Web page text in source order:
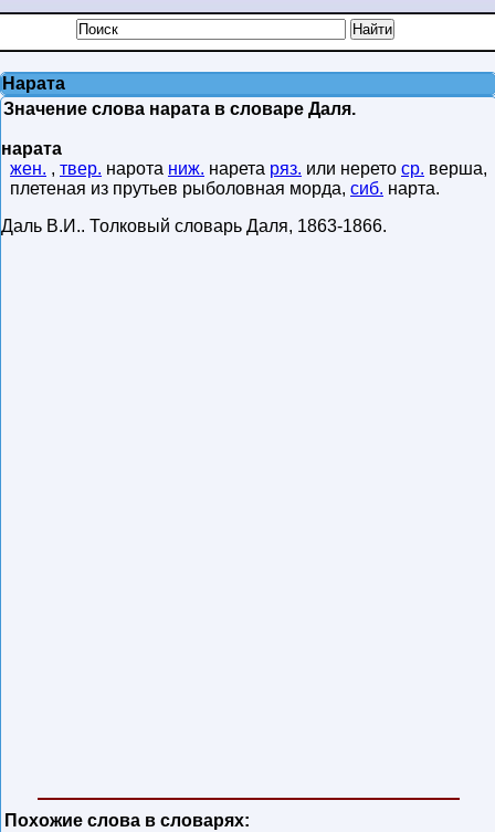
Нарата
Значение слова нарата в словаре Даля.
нарата
жен. , твер. нарота ниж. нарета ряз. или нерето ср. верша,
плетеная из прутьев рыболовная морда, сиб. нарта.
Даль В.И.. Толковый словарь Даля, 1863-1866.
Похожие слова в словарях: